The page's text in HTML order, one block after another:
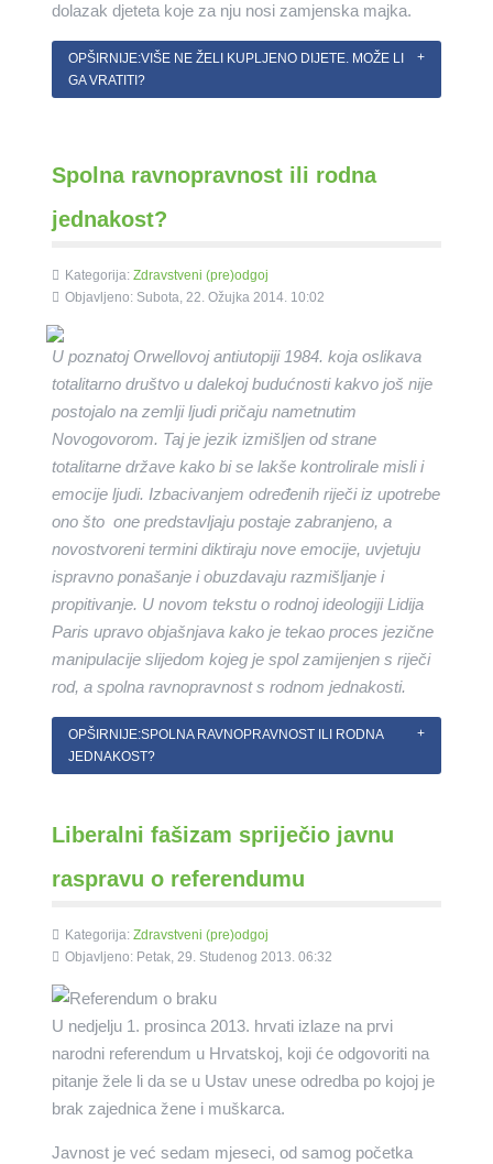
dolazak djeteta koje za nju nosi zamjenska majka.
OPŠIRNIJE:VIŠE NE ŽELI KUPLJENO DIJETE. MOŽE LI
GA VRATITI?
Spolna ravnopravnost ili rodna
jednakost?
Kategorija: Zdravstveni (pre)odgoj
Objavljeno: Subota, 22. Ožujka 2014. 10:02
U poznatoj Orwellovoj antiutopiji 1984. koja oslikava
totalitarno društvo u dalekoj budućnosti kakvo još nije
postojalo na zemlji ljudi pričaju nametnutim
Novogovorom. Taj je jezik izmišljen od strane
totalitarne države kako bi se lakše kontrolirale misli i
emocije ljudi. Izbacivanjem određenih riječi iz upotrebe
ono što one predstavljaju postaje zabranjeno, a
novostvoreni termini diktiraju nove emocije, uvjetuju
ispravno ponašanje i obuzdavaju razmišljanje i
propitivanje. U novom tekstu o rodnoj ideologiji Lidija
Paris upravo objašnjava kako je tekao proces jezične
manipulacije slijedom kojeg je spol zamijenjen s riječi
rod, a spolna ravnopravnost s rodnom jednakosti.
OPŠIRNIJE:SPOLNA RAVNOPRAVNOST ILI RODNA
JEDNAKOST?
Liberalni fašizam spriječio javnu
raspravu o referendumu
Kategorija: Zdravstveni (pre)odgoj
Objavljeno: Petak, 29. Studenog 2013. 06:32
U nedjelju 1. prosinca 2013. hrvati izlaze na prvi
narodni referendum u Hrvatskoj, koji će odgovoriti na
pitanje žele li da se u Ustav unese odredba po kojoj je
brak zajednica žene i muškarca.
Javnost je već sedam mjeseci, od samog početka